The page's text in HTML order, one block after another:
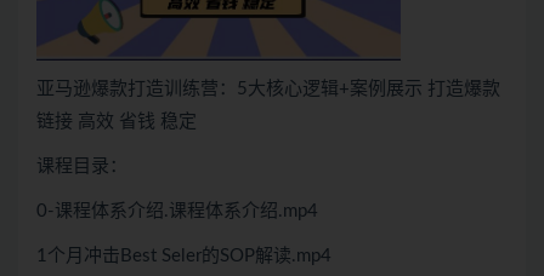
亚马逊爆款打造训练营：5大核心逻辑+案例展示 打造爆款
链接 高效 省钱 稳定
课程目录：
0-课程体系介绍.课程体系介绍.mp4
1个月冲击Best Seler的SOP解读.mp4